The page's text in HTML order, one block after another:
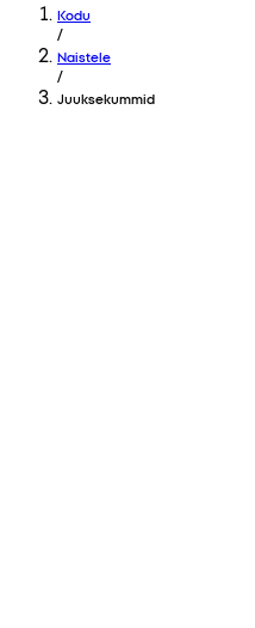
Kodu
/
Naistele
/
Juuksekummid